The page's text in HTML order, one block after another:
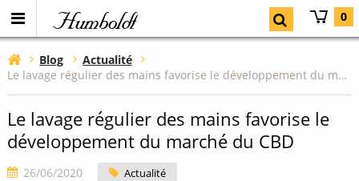
Humboldt 0
Blog
Actualité
Le lavage régulier des mains favorise le développement du marché du CBD
Le lavage régulier des mains favorise le
développement du marché du CBD
26/06/2020 Actualité